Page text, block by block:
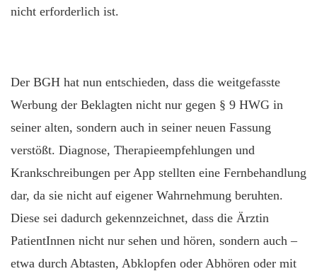
nicht erforderlich ist.
Der BGH hat nun entschieden, dass die weitgefasste
Werbung der Beklagten nicht nur gegen § 9 HWG in
seiner alten, sondern auch in seiner neuen Fassung
verstößt. Diagnose, Therapieempfehlungen und
Krankschreibungen per App stellten eine Fernbehandlung
dar, da sie nicht auf eigener Wahrnehmung beruhten.
Diese sei dadurch gekennzeichnet, dass die Ärztin
PatientInnen nicht nur sehen und hören, sondern auch –
etwa durch Abtasten, Abklopfen oder Abhören oder mit